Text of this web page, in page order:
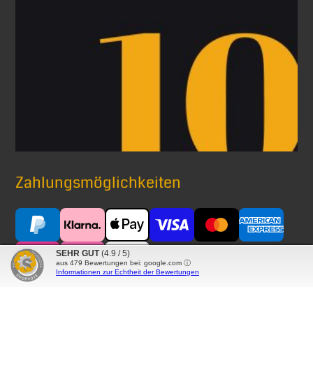
Zahlungsmöglichkeiten
Versand mit
SEHR GUT (4.9 / 5)
aus 479 Bewertungen bei: google.com ⓘ
Informationen zur Echtheit der Bewertungen